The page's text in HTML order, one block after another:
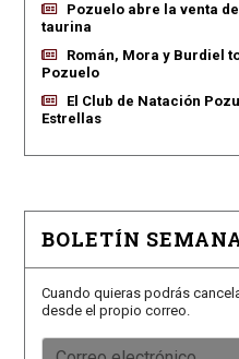
Pozuelo abre la venta
taurina
Román, Mora y Burdiel
Pozuelo
El Club de Natación
Estrellas
BOLETÍN
Cuando quieras podrás
desde el propio correo.